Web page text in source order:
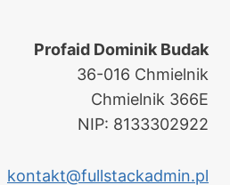
Profaid Dominik Budak
36-016 Chmielnik
Chmielnik 366E
NIP: 8133302922
kontakt@fullstackadmin.pl